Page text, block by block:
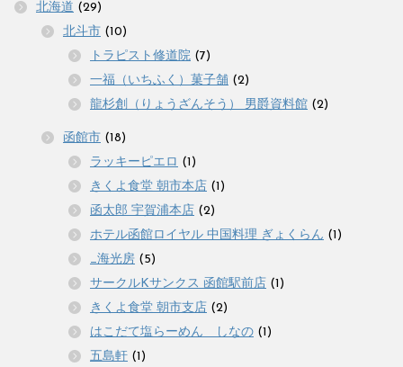
北海道 (29)
北斗市 (10)
トラピスト修道院 (7)
一福（いちふく）菓子舗 (2)
龍杉創（りょうざんそう） 男爵資料館 (2)
函館市 (18)
ラッキーピエロ (1)
きくよ食堂 朝市本店 (1)
函太郎 宇賀浦本店 (2)
ホテル函館ロイヤル 中国料理 ぎょくらん (1)
_海光房 (5)
サークルKサンクス 函館駅前店 (1)
きくよ食堂 朝市支店 (2)
はこだて塩らーめん しなの (1)
五島軒 (1)